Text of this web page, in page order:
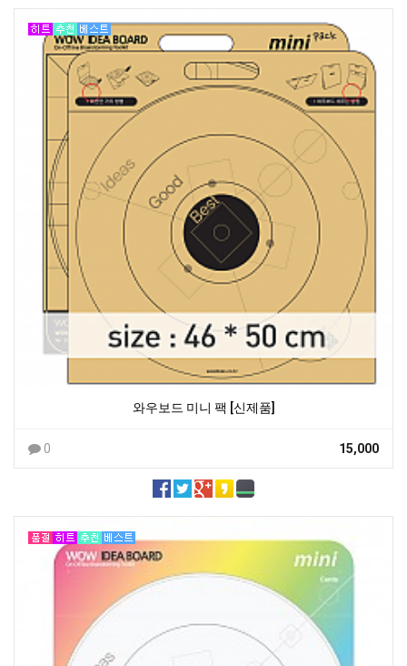
와우보드 미니 팩 [신제품]
0 15,000